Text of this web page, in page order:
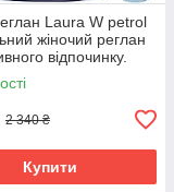
Laura W petrol
жіночий реглан
відпочинку.
2 340 ₴
Купити